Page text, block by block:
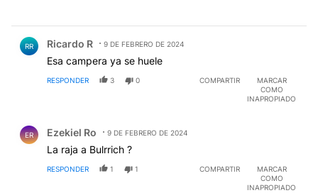
RR Ricardo R 9 DE FEBRERO DE 2024
Esa campera ya se huele
RESPONDER 3 0 COMPARTIR
MARCAR
COMO
INAPROPIADO
ER Ezekiel Ro 9 DE FEBRERO DE 2024
La raja a Bulrrich ?
RESPONDER 1 1 COMPARTIR
MARCAR
COMO
INAPROPIADO